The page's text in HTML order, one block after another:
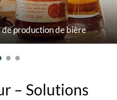
de bière
– Solutions